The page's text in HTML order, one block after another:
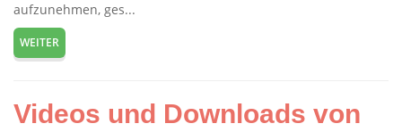
aufzunehmen, ges...
WEITER
Videos und Downloads von